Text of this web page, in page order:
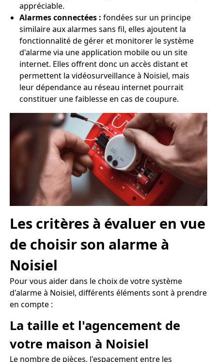
appréciable.
Alarmes connectées : fondées sur un principe
similaire aux alarmes sans fil, elles ajoutent la
fonctionnalité de gérer et monitorer le système
d'alarme via une application mobile ou un site
internet. Elles offrent donc un accès distant et
permettent la vidéosurveillance à Noisiel, mais
leur dépendance au réseau internet pourrait
constituer une faiblesse en cas de coupure.
Les critères à évaluer en vue
de choisir son alarme à
Noisiel
Pour vous aider dans le choix de votre système
d'alarme à Noisiel, différents éléments sont à prendre
en compte :
La taille et l'agencement de
votre maison à Noisiel
Le nombre de pièces, l'espacement entre les